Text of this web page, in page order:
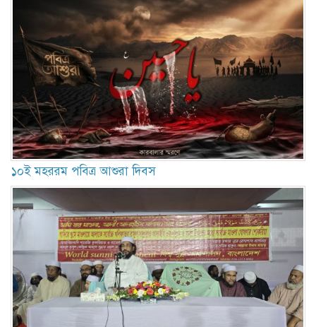
১০ই মহররম পবিত্র আশুরা দিবস